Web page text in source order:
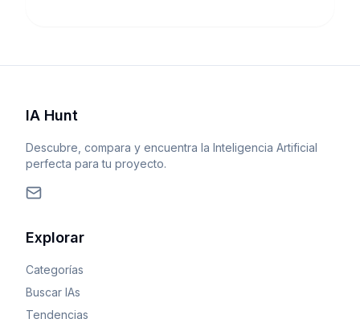
IA Hunt
Descubre, compara y encuentra la Inteligencia Artificial
perfecta para tu proyecto.
Explorar
Categorías
Buscar IAs
Tendencias